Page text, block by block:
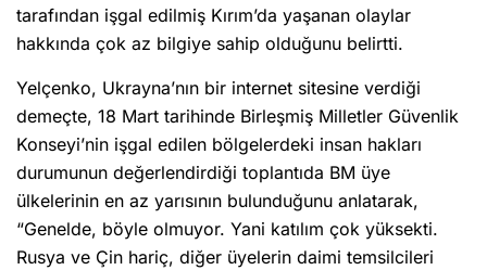
tarafından işgal edilmiş Kırım’da yaşanan olaylar
hakkında çok az bilgiye sahip olduğunu belirtti.
Yelçenko, Ukrayna’nın bir internet sitesine verdiği
demeçte, 18 Mart tarihinde Birleşmiş Milletler Güvenlik
Konseyi’nin işgal edilen bölgelerdeki insan hakları
durumunun değerlendirdiği toplantıda BM üye
ülkelerinin en az yarısının bulunduğunu anlatarak,
“Genelde, böyle olmuyor. Yani katılım çok yüksekti.
Rusya ve Çin hariç, diğer üyelerin daimi temsilcileri